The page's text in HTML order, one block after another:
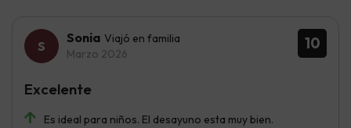
10
Sonia Viajó en familia
Marzo 2026
Es ideal para niños. El desayuno esta muy bien.
Excelente